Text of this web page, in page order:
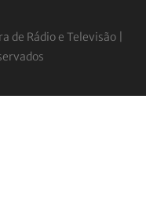
de Rádio e Televisão |